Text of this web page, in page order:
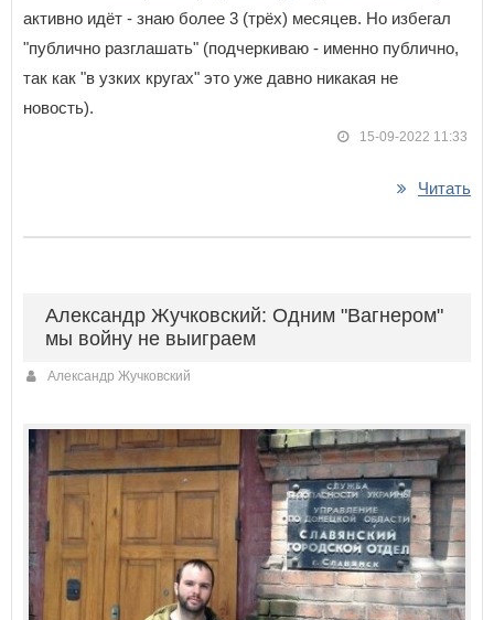
активно идёт - знаю более 3 (трёх) месяцев. Но избегал
"публично разглашать" (подчеркиваю - именно публично,
так как "в узких кругах" это уже давно никакая не
новость).
15-09-2022 11:33
Читать
Александр Жучковский: Одним "Вагнером"
мы войну не выиграем
Александр Жучковский